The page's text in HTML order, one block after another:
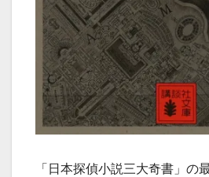
「日本探偵小説三大奇書」の